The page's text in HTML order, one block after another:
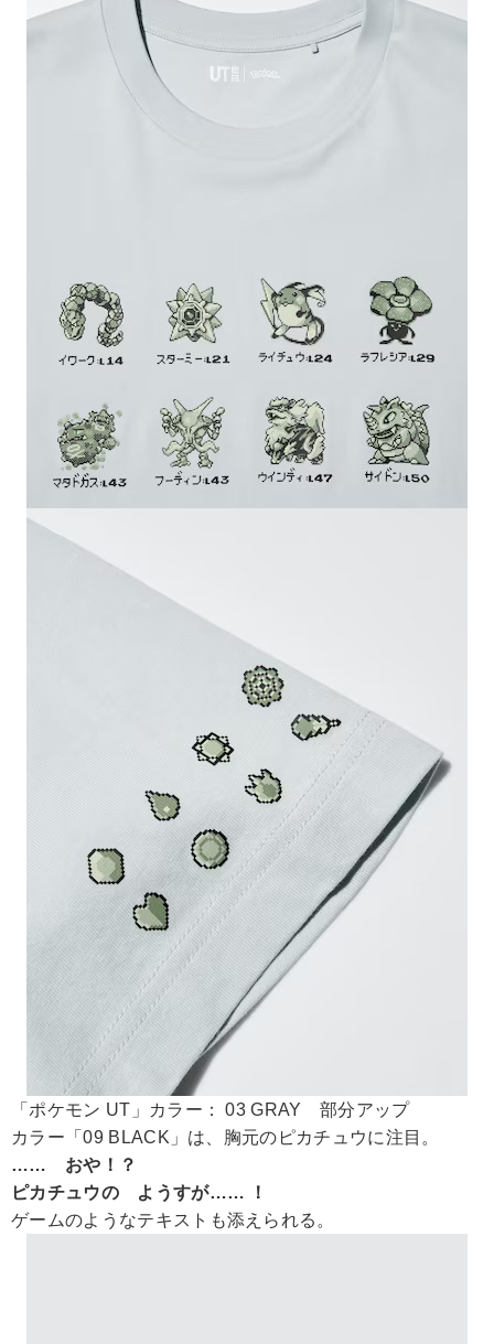
「ポケモン UT」カラー： 03 GRAY 部分アップ
カラー「09 BLACK」は、胸元のピカチュウに注目。
…… おや！？
ピカチュウの ようすが…… ！
ゲームのようなテキストも添えられる。